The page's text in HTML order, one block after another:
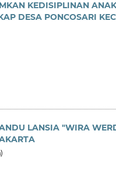
KEDISIPLINAN
DESA PONCOSARI
LANSIA "WIRA